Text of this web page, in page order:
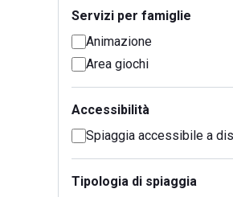
Servizi per famiglie
Animazione
Area giochi
Accessibilità
Spiaggia accessibile a
Tipologia di spiaggia